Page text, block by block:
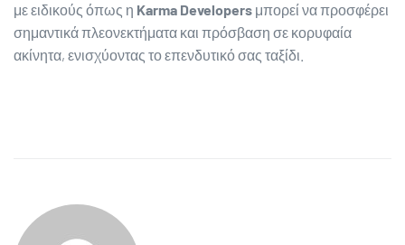
με ειδικούς όπως η Karma Developers μπορεί να προσφέρει
σημαντικά πλεονεκτήματα και πρόσβαση σε κορυφαία
ακίνητα, ενισχύοντας το επενδυτικό σας ταξίδι.